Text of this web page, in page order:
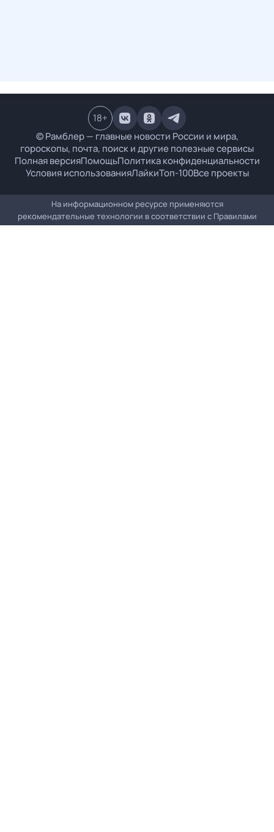
© Рамблер — главные новости России и мира,
гороскопы, почта, поиск и другие полезные сервисы
Полная версияПомощьПолитика конфиденциальности
Условия использованияЛайкиТоп-100Все проекты
18+
На информационном ресурсе применяются
рекомендательные технологии в соответствии с Правилами